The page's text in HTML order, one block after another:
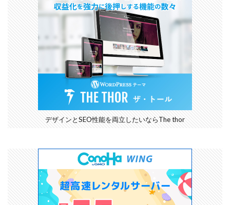
デザインとSEO性能を両立したいならThe thor